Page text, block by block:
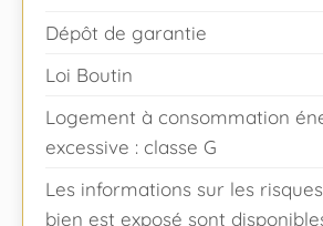
Dépôt de garantie
Loi Boutin
Logement à consommation
excessive : classe G
Les informations sur les
bien est exposé sont